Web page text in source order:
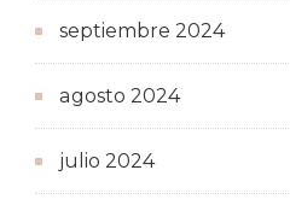
septiembre 2024
agosto 2024
julio 2024